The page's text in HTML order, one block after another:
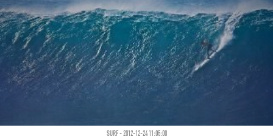
SURF - 2012-12-24 11:05:00